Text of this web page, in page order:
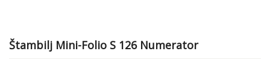
Štambilj Mini-Folio S 126 Numerator